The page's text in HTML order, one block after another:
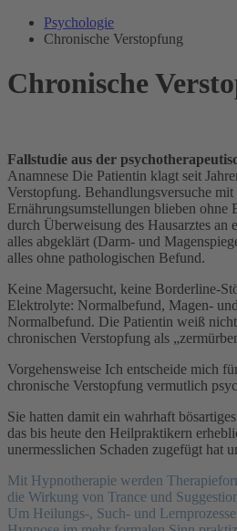
Psychologie
Chronische Verstopfung
Chronische
Fallstudie aus der
Anamnese Die Patientin klagt seit
Verstopfung. Behandlungsversuche
Ernährungsumstellungen blieben
durch Überweisung des Hausarztes an
alles abgeklärt (Darm- und
alles ohne pathologischen Befund.
Keine Magersucht, keine Borderline-
Elektrolyte: Normalbefund, Magen-
Normalbefund. Die Patientin weiß
chronischen Verstopfung als
Vorgehensweise Ich entscheide mich
chronische Verstopfung vermutlich
Sie hatten damit ein wahrhaft
das bis heute den Heilpraktikern
unermesslichen Schaden zugefügt hat
Mit Hypnotherapie werden
die Wirkung von Trance und
Um Heilungs-, Such- und